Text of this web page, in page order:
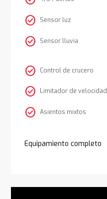
check_circle Sensor luz
check_circle Sensor lluvia
check_circle Control de crucero
check_circle Limitador de velocidad
check_circle Asientos mixtos
Equipamiento completo